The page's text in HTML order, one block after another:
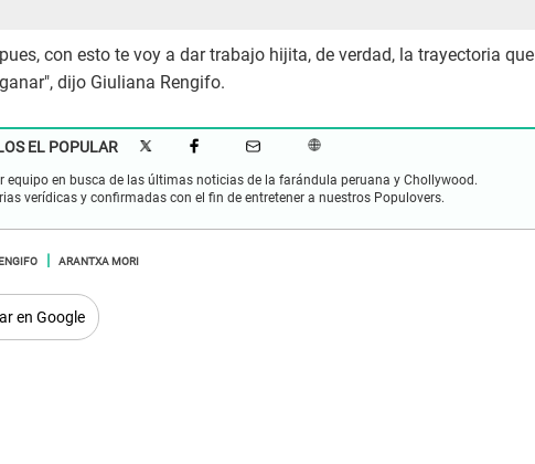
con esto te voy a dar trabajo hijita, de verdad, la trayectoria que
dijo Giuliana Rengifo.
EL POPULAR
equipo en busca de las últimas noticias de la farándula peruana y Chollywood.
verídicas y confirmadas con el fin de entretener a nuestros Populovers.
ARANTXA MORI
en Google